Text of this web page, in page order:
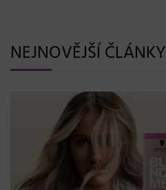
NEJNOVĚJŠÍ ČLÁNKY